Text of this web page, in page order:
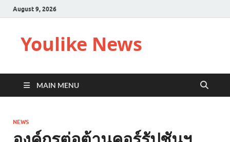
August 9, 2026
Youlike News
MAIN MENU
NEWS